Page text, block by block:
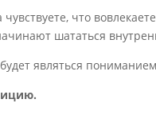
чувствуете, что
шататься
являться